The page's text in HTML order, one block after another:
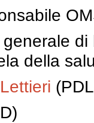
generale
della